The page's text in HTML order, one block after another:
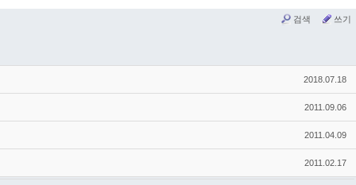
검색 쓰기
2018.07.18
2011.09.06
2011.04.09
2011.02.17